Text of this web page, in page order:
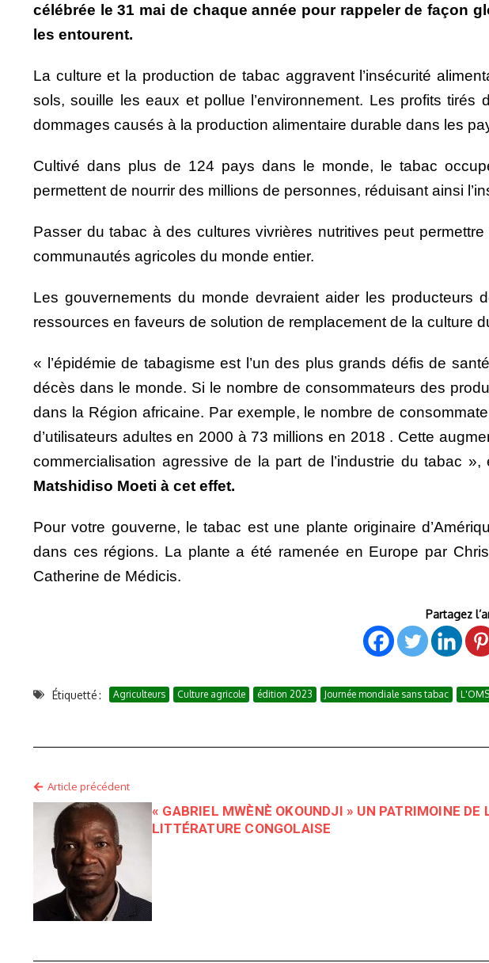
célébrée le 31 mai de chaque année pour rappeler de façon
les entourent.
La culture et la production de tabac aggravent l’insécurité
sols, souille les eaux et pollue l’environnement. Les profits
dommages causés à la production alimentaire durable dans les
Cultivé dans plus de 124 pays dans le monde, le tabac
permettent de nourrir des millions de personnes, réduisant ainsi
Passer du tabac à des cultures vivrières nutritives peut
communautés agricoles du monde entier.
Les gouvernements du monde devraient aider les
ressources en faveurs de solution de remplacement de la culture
« l’épidémie de tabagisme est l’un des plus grands défis de
décès dans le monde. Si le nombre de consommateurs des
dans la Région africaine. Par exemple, le nombre de
d’utilisateurs adultes en 2000 à 73 millions en 2018 . Cette
commercialisation agressive de la part de l’industrie du tabac »,
Matshidiso Moeti à cet effet.
Pour votre gouverne, le tabac est une plante originaire
dans ces régions. La plante a été ramenée en Europe par
Catherine de Médicis.
Partagez
Étiquetté : Agriculteurs Culture agricole édition 2023 Journée mondiale sans tabac L'OMS
Article précédent
« GABRIEL MWÈNÈ OKOUNDJI » UN PATRIMOINE DE
LITTÉRATURE CONGOLAISE